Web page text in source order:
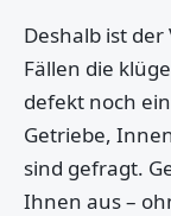
Deshalb ist
Fällen die
defekt noch
Getriebe,
sind gefragt.
Ihnen aus –